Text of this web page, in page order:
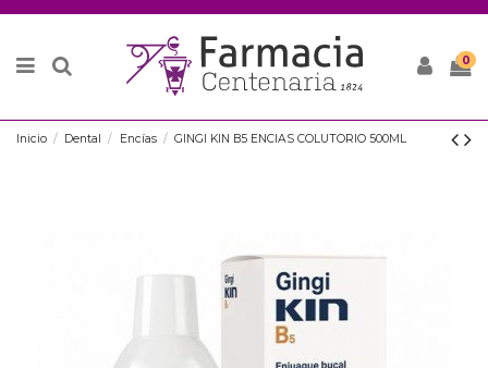
0
Inicio Dental Encías GINGI KIN B5 ENCIAS COLUTORIO 500ML